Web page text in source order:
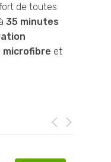
de toutes
35 minutes
microfibre et